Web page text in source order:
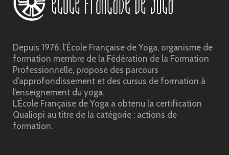
Depuis 1976, l’École Française de Yoga, organisme de
formation membre de la Fédération de la Formation
Professionnelle, propose des parcours
d’approfondissement et des cursus de formation à
l’enseignement du yoga.
L’École Française de Yoga a obtenu la certification
Qualiopi au titre de la catégorie : actions de
formation.